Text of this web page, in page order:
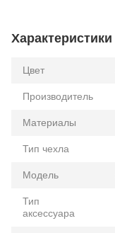
Характеристики
Цвет
Производитель
Материалы
Тип чехла
Модель
Тип
аксессуара